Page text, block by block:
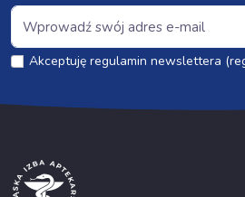
Akceptuję regulamin newslettera